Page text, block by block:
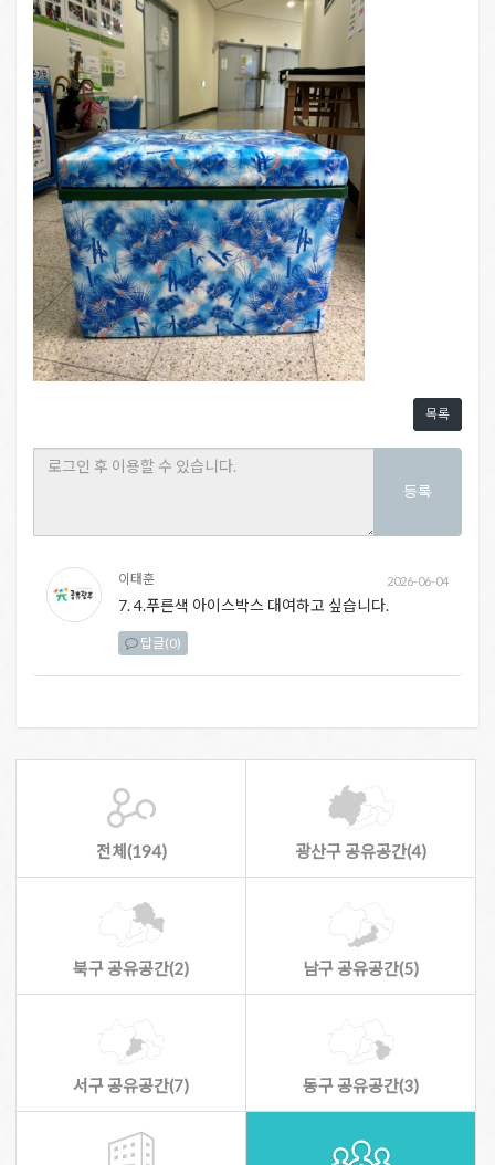
목록
등록
2026-06-04
이태훈
7. 4.푸른색 아이스박스 대여하고 싶습니다.
답글(0)
전체(194) 광산구 공유공간(4)
북구 공유공간(2) 남구 공유공간(5)
서구 공유공간(7) 동구 공유공간(3)